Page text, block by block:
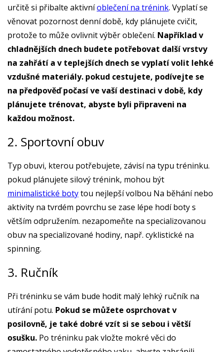
určitě si přibalte aktivníoblečení na trénink. Vyplatí se
věnovat pozornost denní době, kdy plánujete cvičit,
protože to může ovlivnit výběr oblečení. Například v
chladnějších dnech budete potřebovat další vrstvy
na zahřátí a v teplejších dnech se vyplatí volit lehké
vzdušné materiály. pokud cestujete, podívejte se
na předpověď počasí ve vaší destinaci v době, kdy
plánujete trénovat, abyste byli připraveni na
každou možnost.
2. Sportovní obuv
Typ obuvi, kterou potřebujete, závisí na typu tréninku.
pokud plánujete silový trénink, mohou být
minimalistické botytou nejlepší volbou Na běhání nebo
aktivity na tvrdém povrchu se zase lépe hodí boty s
větším odpružením. nezapomeňte na specializovanou
obuv na specializované hodiny, např. cyklistické na
spinning.
3. Ručník
Při tréninku se vám bude hodit malý lehký ručník na
utírání potu. Pokud se můžete osprchovat v
posilovně, je také dobré vzít si se sebou i větší
osušku. Po tréninku pak vložte mokré věci do